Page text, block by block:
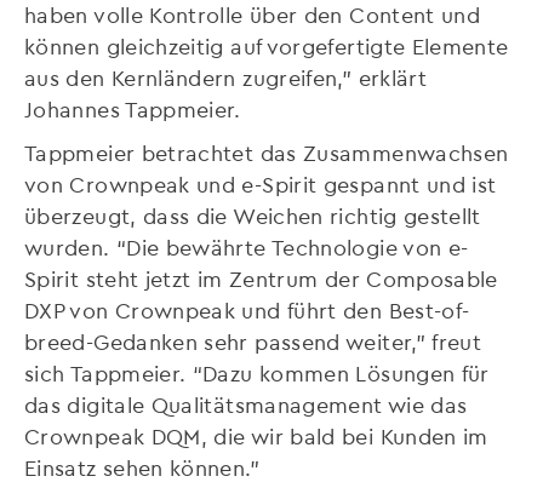
haben volle Kontrolle über den Content und
können gleichzeitig auf vorgefertigte Elemente
aus den Kernländern zugreifen,” erklärt
Johannes Tappmeier.
Tappmeier betrachtet das Zusammenwachsen
von Crownpeak und e-Spirit gespannt und ist
überzeugt, dass die Weichen richtig gestellt
wurden. “Die bewährte Technologie von e-
Spirit steht jetzt im Zentrum der Composable
DXP von Crownpeak und führt den Best-of-
breed-Gedanken sehr passend weiter,” freut
sich Tappmeier. “Dazu kommen Lösungen für
das digitale Qualitätsmanagement wie das
Crownpeak DQM, die wir bald bei Kunden im
Einsatz sehen können.”